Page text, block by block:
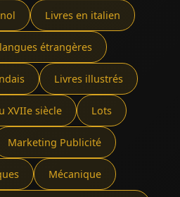
Livres en italien
étrangères
Livres illustrés
XVIIe siècle Lots
Marketing Publicité
Mécanique